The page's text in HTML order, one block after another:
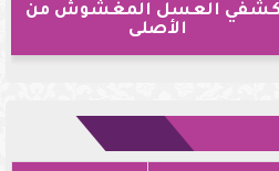
العسل المغشوش من
الأصلى